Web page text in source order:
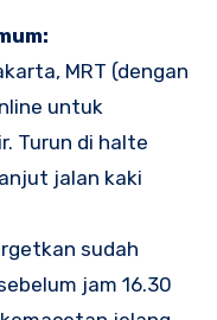
MRT (dengan
untuk
Turun di halte
jalan kaki
sudah
jam 16.30